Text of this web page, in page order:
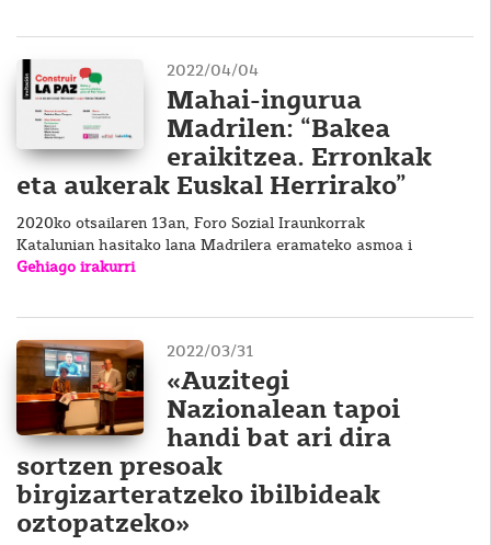
2022/04/04
Mahai-ingurua
Madrilen: “Bakea
eraikitzea. Erronkak
eta aukerak Euskal Herrirako”
2020ko otsailaren 13an, Foro Sozial Iraunkorrak
Katalunian hasitako lana Madrilera eramateko asmoa i
Gehiago irakurri
2022/03/31
«Auzitegi
Nazionalean tapoi
handi bat ari dira
sortzen presoak
birgizarteratzeko ibilbideak
oztopatzeko»